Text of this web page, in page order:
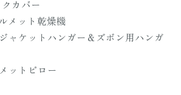
カバー
メット乾燥機
ャケットハンガー＆ズボン用ハンガ
ットピロー